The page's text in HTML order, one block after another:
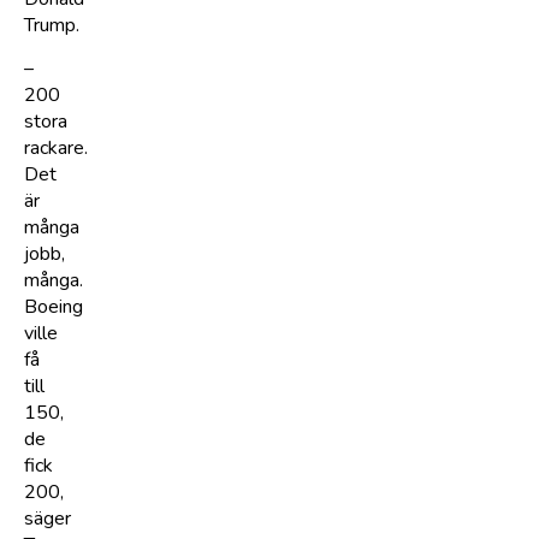
Trump.
–
200
stora
rackare.
Det
är
många
jobb,
många.
Boeing
ville
få
till
150,
de
fick
200,
säger